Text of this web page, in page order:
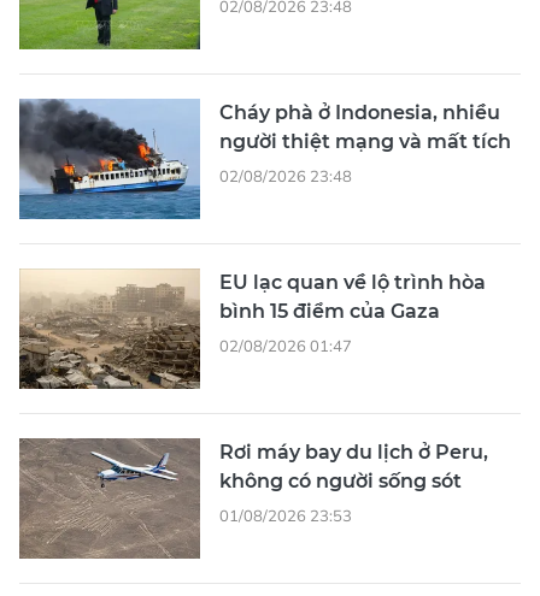
02/08/2026 23:48
Cháy phà ở Indonesia, nhiều
người thiệt mạng và mất tích
02/08/2026 23:48
EU lạc quan về lộ trình hòa
bình 15 điểm của Gaza
02/08/2026 01:47
Rơi máy bay du lịch ở Peru,
không có người sống sót
01/08/2026 23:53